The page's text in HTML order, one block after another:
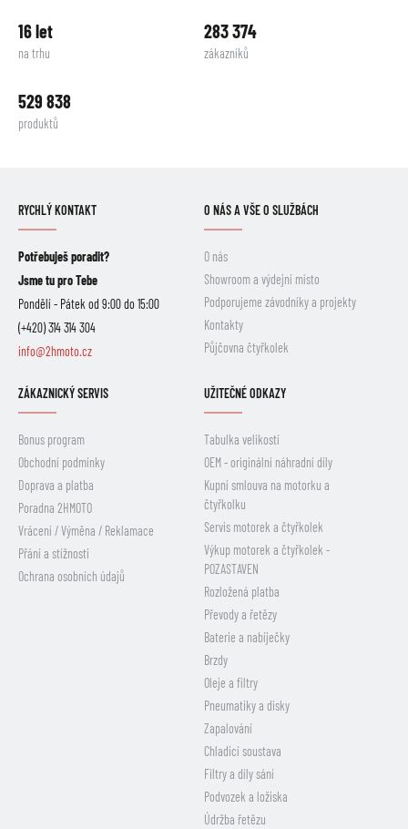
16 let
na trhu
283 374
zákazníků
529 838
produktů
RYCHLÝ KONTAKT
Potřebuješ poradit?
Jsme tu pro Tebe
Pondělí - Pátek od 9:00 do 15:00
(+420) 314 314 304
info@2hmoto.cz
O NÁS A VŠE O SLUŽBÁCH
O nás
Showroom a výdejní místo
Podporujeme závodníky a projekty
Kontakty
Půjčovna čtyřkolek
ZÁKAZNICKÝ SERVIS
Bonus program
Obchodní podmínky
Doprava a platba
Poradna 2HMOTO
Vrácení / Výměna / Reklamace
Přání a stížnosti
Ochrana osobních údajů
UŽITEČNÉ ODKAZY
Tabulka velikostí
OEM - originální náhradní díly
Kupní smlouva na motorku a
čtyřkolku
Servis motorek a čtyřkolek
Výkup motorek a čtyřkolek -
POZASTAVEN
Rozložená platba
Převody a řetězy
Baterie a nabíječky
Brzdy
Oleje a filtry
Pneumatiky a disky
Zapalování
Chladicí soustava
Filtry a díly sání
Podvozek a ložiska
Údržba řetězu